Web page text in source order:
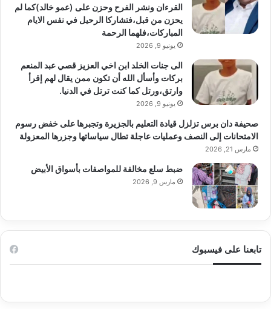
القرءان ونشر الفرح وحزن على (عمو خالد)كما لم
يحزن من قبل،فتشاركا الرحيل في نفس الايام
المباركات،فلهما الرحمة
يونيو 9, 2026
الى جنات الخلد ابن اخي العزيز قصي عبد المنعم
بركات وأسأل الله أن تكون ممن يقال لهم إقرأ
وارتق،ورتل كما كنت ترتل في الدنيا.
يونيو 9, 2026
صحيفة دان برس تزلزل قيادة التعليم بالجزيرة وتجبرها على خفض رسوم
الامتحانات إلى النصف وعمليات عاجلة تطال سياساتها وجزرها المعزولة
مارس 21, 2026
ضبط سلع مخالفة للمواصفات بأسواق الأبيض
مارس 9, 2026
تابعنا على فيسبوك